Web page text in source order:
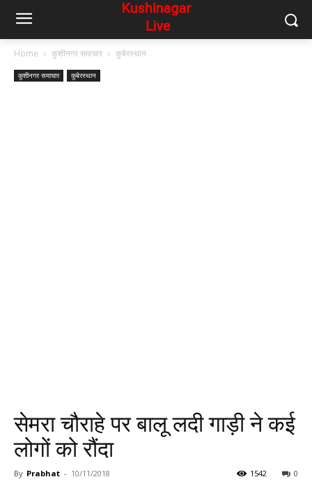
Home कुशीनगर समाचार कुबेरस्थान
कुशीनगर समाचार कुबेरस्थान
सेमरा चौराहे पर बालू लदी गाड़ी ने कई
लोगों को रौंदा
By Prabhat - 10/11/2018 0
1542